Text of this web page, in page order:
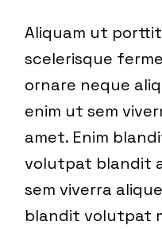
Aliquam ut
scelerisque
ornare neque
enim ut sem
amet. Enim
volutpat blandit
sem viverra
blandit volutpat